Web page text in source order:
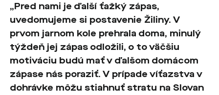
„Pred nami je ďalší ťažký zápas,
uvedomujeme si postavenie Žiliny. V
prvom jarnom kole prehrala doma, minulý
týždeň jej zápas odložili, o to väčšiu
motiváciu budú mať v ďalšom domácom
zápase nás poraziť. V prípade víťazstva v
dohrávke môžu stiahnuť stratu na Slovan